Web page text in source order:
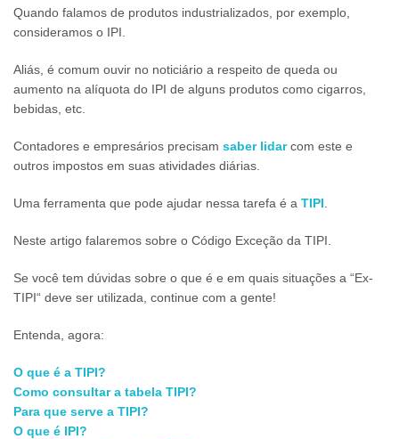
Quando falamos de produtos industrializados, por exemplo,
consideramos o IPI.
Aliás, é comum ouvir no noticiário a respeito de queda ou
aumento na alíquota do IPI de alguns produtos como cigarros,
bebidas, etc.
Contadores e empresários precisam saber lidarcom este e
outros impostos em suas atividades diárias.
Uma ferramenta que pode ajudar nessa tarefa é a TIPI
Neste artigo falaremos sobre o Código Exceção da TIPI.
Se você tem dúvidas sobre o que é e em quais situações a “Ex-
TIPI“ deve ser utilizada, continue com a gente!
Entenda, agora:
O que é a TIPI?
Como consultar a tabela TIPI?
Para que serve a TIPI?
O que é IPI?